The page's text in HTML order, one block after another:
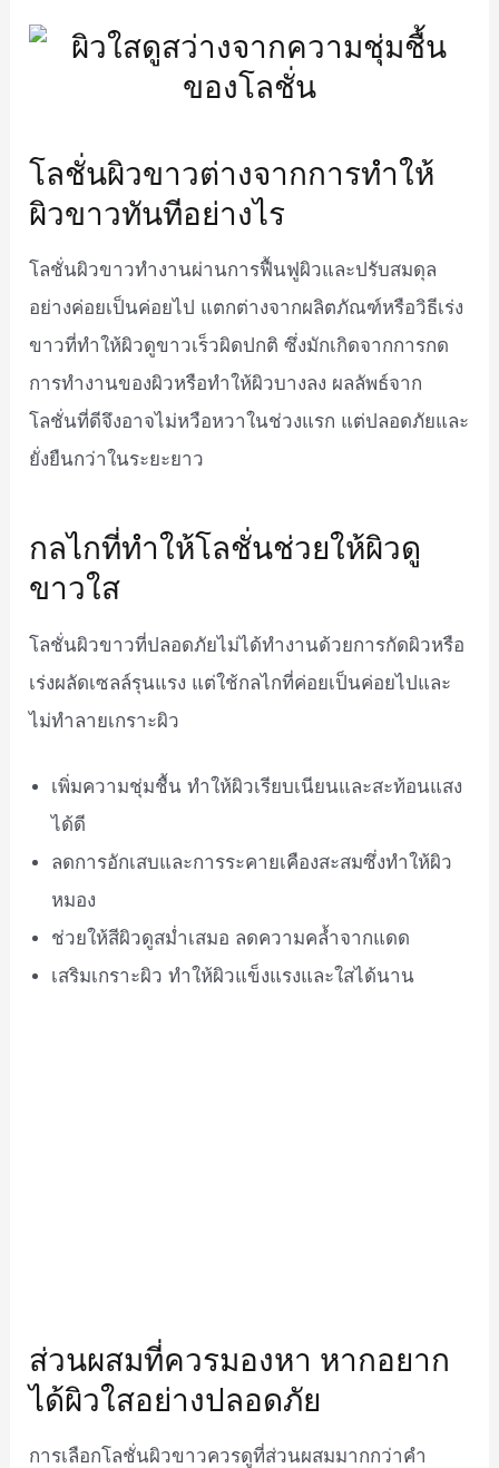
โลชั่นผิวขาวต่างจากการทำให้
ผิวขาวทันทีอย่างไร
โลชั่นผิวขาวทำงานผ่านการฟื้นฟูผิวและปรับสมดุล
อย่างค่อยเป็นค่อยไป แตกต่างจากผลิตภัณฑ์หรือวิธีเร่ง
ขาวที่ทำให้ผิวดูขาวเร็วผิดปกติ ซึ่งมักเกิดจากการกด
การทำงานของผิวหรือทำให้ผิวบางลง ผลลัพธ์จาก
โลชั่นที่ดีจึงอาจไม่หวือหวาในช่วงแรก แต่ปลอดภัยและ
ยั่งยืนกว่าในระยะยาว
กลไกที่ทำให้โลชั่นช่วยให้ผิวดู
ขาวใส
โลชั่นผิวขาวที่ปลอดภัยไม่ได้ทำงานด้วยการกัดผิวหรือ
เร่งผลัดเซลล์รุนแรง แต่ใช้กลไกที่ค่อยเป็นค่อยไปและ
ไม่ทำลายเกราะผิว
เพิ่มความชุ่มชื้น ทำให้ผิวเรียบเนียนและสะท้อนแสง
ได้ดี
ลดการอักเสบและการระคายเคืองสะสมซึ่งทำให้ผิว
หมอง
ช่วยให้สีผิวดูสม่ำเสมอ ลดความคล้ำจากแดด
เสริมเกราะผิว ทำให้ผิวแข็งแรงและใสได้นาน
ส่วนผสมที่ควรมองหา หากอยาก
ได้ผิวใสอย่างปลอดภัย
การเลือกโลชั่นผิวขาวควรดูที่ส่วนผสมมากกว่าคำ